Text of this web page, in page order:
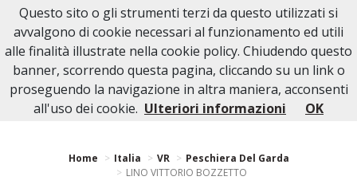
NECROLOGI PESCHIERA DEL GARDA
Torna indietro
Home Italia VR
Peschiera Del Garda
LINO VITTORIO BOZZETTO
Questo sito o gli strumenti terzi da questo utilizzati si
avvalgono di cookie necessari al funzionamento ed utili
alle finalità illustrate nella cookie policy. Chiudendo questo
banner, scorrendo questa pagina, cliccando su un link o
proseguendo la navigazione in altra maniera, acconsenti
all'uso dei cookie. Ulteriori informazioni OK